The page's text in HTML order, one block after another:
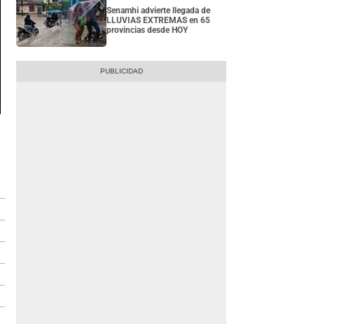
Senamhi advierte llegada de
LLUVIAS EXTREMAS en 65
provincias desde HOY